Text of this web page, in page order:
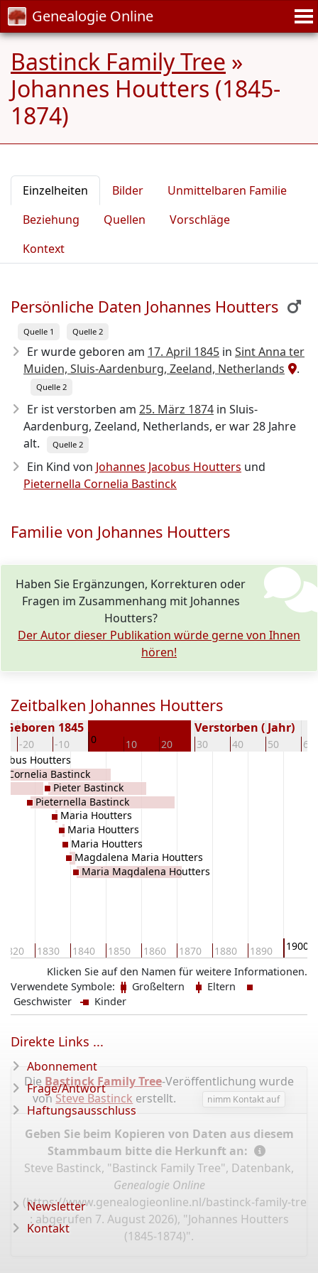
Genealogie Online
Bastinck Family Tree »
Johannes Houtters (1845-
1874)
Einzelheiten Bilder
Unmittelbaren Familie
Beziehung
Quellen
Vorschläge
Kontext
Persönliche Daten Johannes Houtters
Quelle 1 Quelle 2
Er wurde geboren am 17. April 1845 in Sint Anna ter
Muiden, Sluis-Aardenburg, Zeeland, Netherlands
.
Quelle 2
Er ist verstorben am 25. März 1874 in Sluis-
Aardenburg, Zeeland, Netherlands, er war 28 Jahre
alt.
Quelle 2
Ein Kind von Johannes Jacobus Houtters und
Pieternella Cornelia Bastinck
Familie von Johannes Houtters
Haben Sie Ergänzungen, Korrekturen oder
Fragen im Zusammenhang mit Johannes
Houtters?
Der Autor dieser Publikation würde gerne von Ihnen
hören!
Zeitbalken Johannes Houtters
-20 -10 0 10 20 30 40 50 60
Geboren 1845 Verstorben ( Jahr)
1820 1830 1840 1850 1860 1870 1880 1890 1900
Houtters
Cornelia Bastinck
Pieternella Bastinck
Pieter Bastinck
Maria Houtters
Maria Houtters
Maria Houtters
Magdalena Maria Houtters
Maria Magdalena Houtters
Klicken Sie auf den Namen für weitere Informationen.
Verwendete Symbole:
Großeltern
Eltern
Geschwister
Kinder
Die Bastinck Family Tree-Veröffentlichung wurde
von Steve Bastinck erstellt. nimm Kontakt auf
Geben Sie beim Kopieren von Daten aus diesem
Stammbaum bitte die Herkunft an:
Steve Bastinck, "Bastinck Family Tree", Datenbank,
Genealogie Online
(https://www.genealogieonline.nl/bastinck-family-
: abgerufen 7. August 2026), "Johannes Houtters
(1845-1874)".
Direkte Links ...
Abonnement
Frage/Antwort
Haftungsausschluss
Newsletter
Kontakt